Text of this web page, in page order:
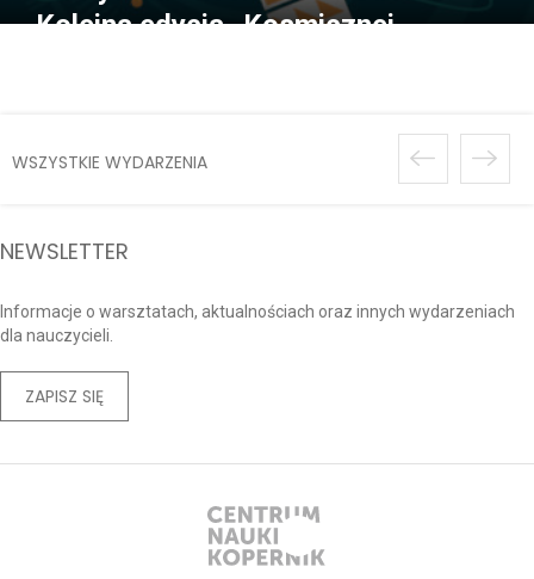
Kolejna edycja „Kosmicznej
WSZYSTKIE WYDARZENIA
NEWSLETTER
Informacje o warsztatach, aktualnościach oraz innych wydarzeniach
dla nauczycieli.
ZAPISZ SIĘ